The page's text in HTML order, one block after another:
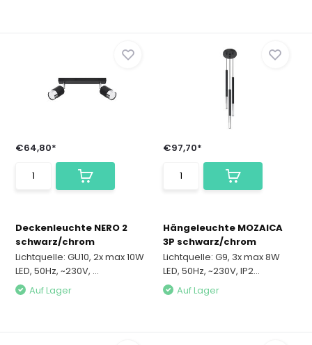
€64,80*
Deckenleuchte NERO 2
schwarz/chrom
Lichtquelle: GU10, 2x max 10W
LED, 50Hz, ~230V, ...
Auf Lager
€97,70*
Hängeleuchte MOZAICA
3P schwarz/chrom
Lichtquelle: G9, 3x max 8W
LED, 50Hz, ~230V, IP2...
Auf Lager